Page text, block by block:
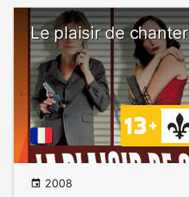
Le plaisir de chanter
2008